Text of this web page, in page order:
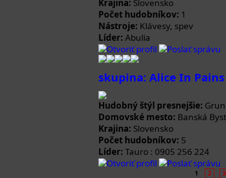
Krajina: Slovensko
Počet hudobníkov: 1
Nástroje: Klávesy, spev
Líder: Abulia
Otvoriť profil
Poslať správu
skupina: Alice In Pains
Hudobný štýl presnejšie:
Domovské mesto: Banská
Krajina: Slovensko
Počet hudobníkov: 5
Líder: Tauro : 0905 256 224
Otvoriť profil
Poslať správu
1 2 3